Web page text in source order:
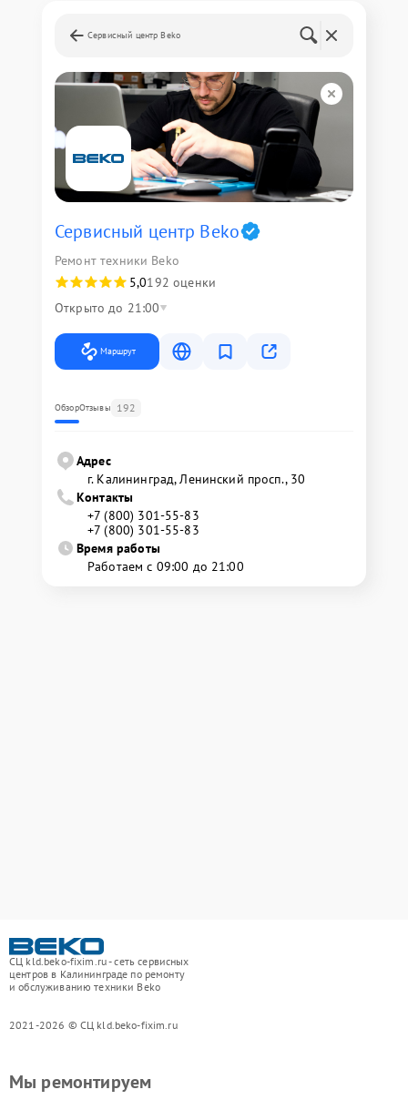
Сервисный центр Beko
Сервисный центр Beko
Ремонт техники Beko
5,0192 оценки
Открыто до 21:00
Маршрут
ОбзорОтзывы 192
Адрес
г. Калининград, Ленинский просп., 30
Контакты
+7 (800) 301-55-83
+7 (800) 301-55-83
Время работы
Работаем с 09:00 до 21:00
СЦ kld.beko-fixim.ru - сеть сервисных
центров в Калининграде по ремонту
и обслуживанию техники Beko
2021-2026 © СЦ kld.beko-fixim.ru
Мы ремонтируем